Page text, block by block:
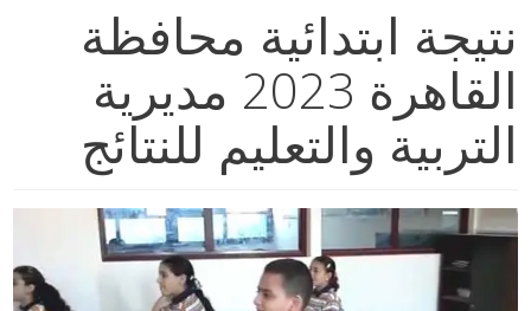
نتيجة ابتدائية محافظة
القاهرة 2023 مديرية
التربية والتعليم للنتائج